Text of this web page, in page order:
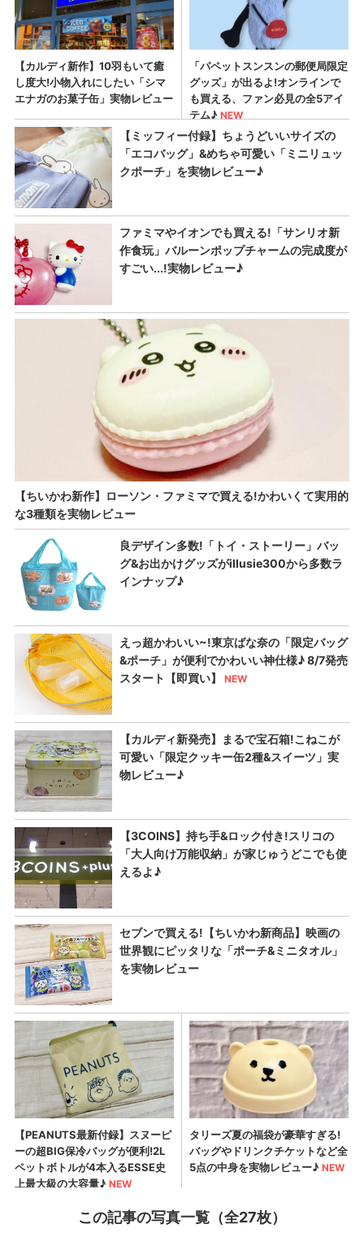
この記事の写真一覧（全27枚）